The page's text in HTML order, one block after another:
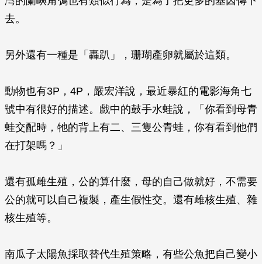
去。
另外還有一種是「轟趴」，珊瑚產卵就屬於這類。
動物也有3P，4P，嚴宏洋說，最近暴紅的電影海角七
號中有很好的描述。戲中的鼓手水蛙說，「你看到母青
蛙交配時，牠的背上有二、三隻公青蛙，你有看到他們
在打架嗎？」
還有孤雌生殖，公的算什麼，母的自己做就好，不需要
公的就可以自己複製，產生假性交。還有雌核生殖、雜
核生殖等。
南瓜子太陽魚採取替代生殖策略，有些公魚把自己變小